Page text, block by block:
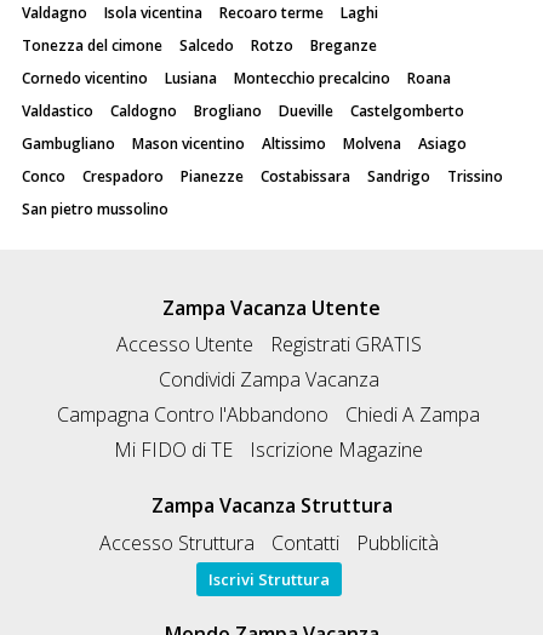
Valdagno
Isola vicentina Recoaro terme
Laghi
Tonezza del cimone
Salcedo Rotzo
Breganze
Cornedo vicentino
Lusiana Montecchio precalcino
Roana
Valdastico
Caldogno Brogliano Dueville
Castelgomberto
Gambugliano
Mason vicentino Altissimo Molvena
Asiago
Conco
Crespadoro Pianezze Costabissara Sandrigo
Trissino
San pietro mussolino
Zampa Vacanza Utente
Accesso Utente
Registrati GRATIS
Condividi Zampa Vacanza
Campagna Contro l'Abbandono
Chiedi A Zampa
Mi FIDO di TE
Iscrizione Magazine
Zampa Vacanza Struttura
Accesso Struttura
Contatti Pubblicità
Iscrivi Struttura